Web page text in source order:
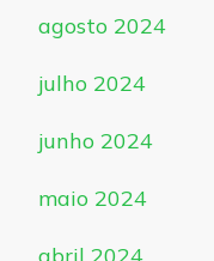
agosto 2024
julho 2024
junho 2024
maio 2024